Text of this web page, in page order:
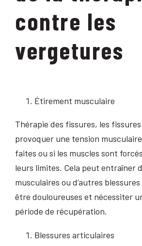
contre les
vergetures
Étirement musculaire
Thérapie des fissures, les
provoquer une tension
faites ou si les muscles sont
leurs limites. Cela peut entraîner
musculaires ou d’autres
être douloureuses et nécessiter
période de récupération.
Blessures articulaires